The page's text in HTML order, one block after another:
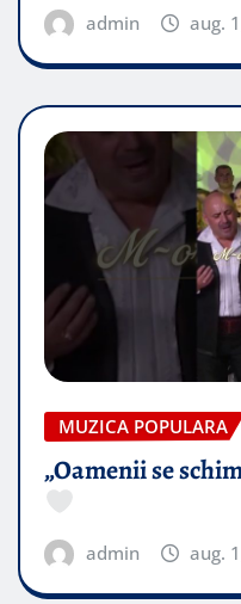
admin aug.
MUZICA POPULARA
„Oamenii se
admin aug.